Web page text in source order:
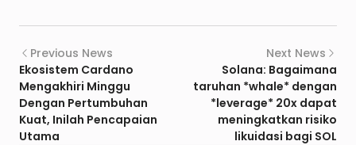
Previous News
Ekosistem Cardano
Mengakhiri Minggu
Dengan Pertumbuhan
Kuat, Inilah Pencapaian
Utama
Next News
Solana: Bagaimana
taruhan *whale* dengan
*leverage* 20x dapat
meningkatkan risiko
likuidasi bagi SOL